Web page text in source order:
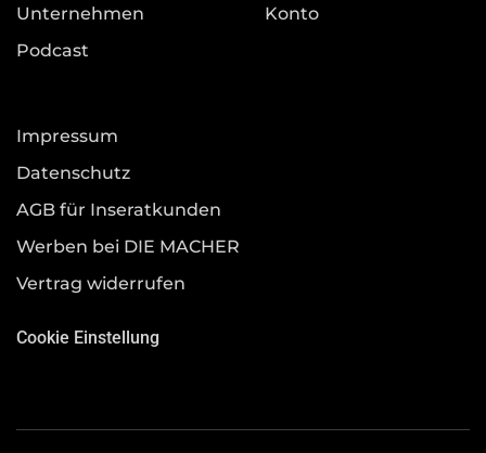
Unternehmen
Podcast
Konto
Impressum
Datenschutz
AGB für Inseratkunden
Werben bei DIE MACHER
Vertrag widerrufen
Cookie Einstellung